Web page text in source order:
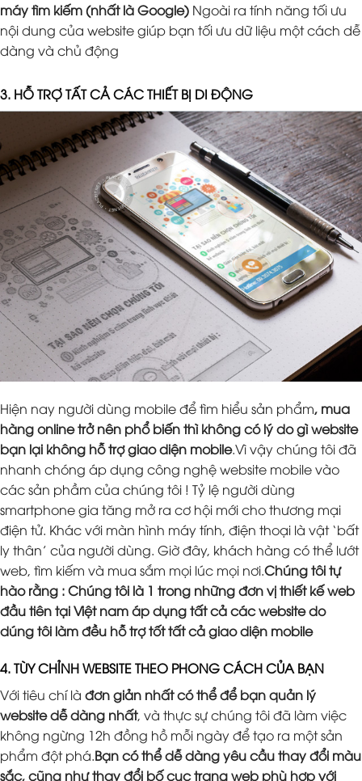
máy tìm kiếm (nhất là Google) Ngoài ra tính năng tối ưu
nội dung của website giúp bạn tối ưu dữ liệu một cách dễ
dàng và chủ động
3. HỖ TRỢ TẤT CẢ CÁC THIẾT BỊ DI ĐỘNG
Hiện nay người dùng mobile để tìm hiểu sản phẩm, mua
hàng online trở nên phổ biến thì không có lý do gì website
bạn lại không hỗ trợ giao diện mobile.Vì vậy chúng tôi đã
nhanh chóng áp dụng công nghệ website mobile vào
các sản phầm của chúng tôi ! Tỷ lệ người dùng
smartphone gia tăng mở ra cơ hội mới cho thương mại
điện tử. Khác với màn hình máy tính, điện thoại là vật ‘bất
ly thân’ của người dùng. Giờ đây, khách hàng có thể lướt
web, tìm kiếm và mua sắm mọi lúc mọi nơi.Chúng tôi tự
hào rằng : Chúng tôi là 1 trong những đơn vị thiết kế web
đầu tiên tại Việt nam áp dụng tất cả các website do
dúng tôi làm đều hỗ trợ tốt tất cả giao diện mobile
4. TÙY CHỈNH WEBSITE THEO PHONG CÁCH CỦA BẠN
Với tiêu chí là đơn giản nhất có thể để bạn quản lý
website dễ dàng nhất, và thực sự chúng tôi đã làm việc
không ngừng 12h đồng hồ mỗi ngày để tạo ra một sản
phẩm đột phá.Bạn có thể dễ dàng yêu cầu thay đổi màu
sắc, cũng như thay đổi bố cục trang web phù hợp với